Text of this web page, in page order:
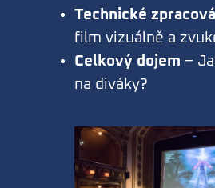
Technické
film vizuálně a
Celkový dojem –
na diváky?